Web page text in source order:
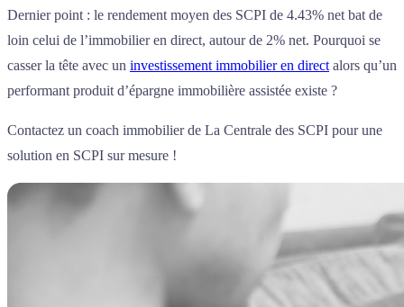
Dernier point : le rendement moyen des SCPI de 4.43% net bat de
loin celui de l’immobilier en direct, autour de 2% net. Pourquoi se
casser la tête avec un investissement immobilier en direct alors qu’un
performant produit d’épargne immobilière assistée existe ?
Contactez un coach immobilier de La Centrale des SCPI pour une
solution en SCPI sur mesure !